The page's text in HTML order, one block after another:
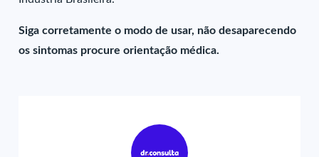
Siga corretamente o modo de usar, não desaparecendo
os sintomas procure orientação médica.